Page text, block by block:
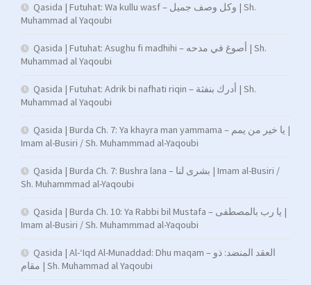
Qasida | Futuhat: Wa kullu wasf – وكل وصف جميل | Sh.
Muhammad al Yaqoubi
Qasida | Futuhat: Asughu fi madhihi – أصوغ في مدحه | Sh.
Muhammad al Yaqoubi
Qasida | Futuhat: Adrik bi nafhati riqin – أدرك بنفثة | Sh.
Muhammad al Yaqoubi
Qasida | Burda Ch. 7: Ya khayra man yammama – يا خير من يمم |
Imam al-Busiri / Sh. Muhammmad al-Yaqoubi
Qasida | Burda Ch. 7: Bushra lana – بشرى لنا | Imam al-Busiri /
Sh. Muhammmad al-Yaqoubi
Qasida | Burda Ch. 10: Ya Rabbi bil Mustafa – يا رب بالمصطفى |
Imam al-Busiri / Sh. Muhammmad al-Yaqoubi
Qasida | Al-‘Iqd Al-Munaddad: Dhu maqam – العقد المنضد: ذو
مقام | Sh. Muhammad al Yaqoubi